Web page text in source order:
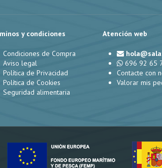
y condiciones
Condiciones de Compra
Aviso legal
Política de Privacidad
Política de Cookies
Seguridad alimentaria
Atención web
696 92 65
Contacte con
Valorar mis